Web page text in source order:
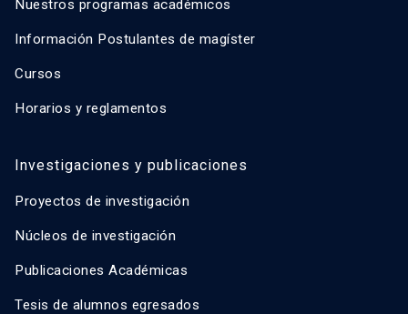
Nuestros programas académicos
Información Postulantes de magíster
Cursos
Horarios y reglamentos
Investigaciones y publicaciones
Proyectos de investigación
Núcleos de investigación
Publicaciones Académicas
Tesis de alumnos egresados